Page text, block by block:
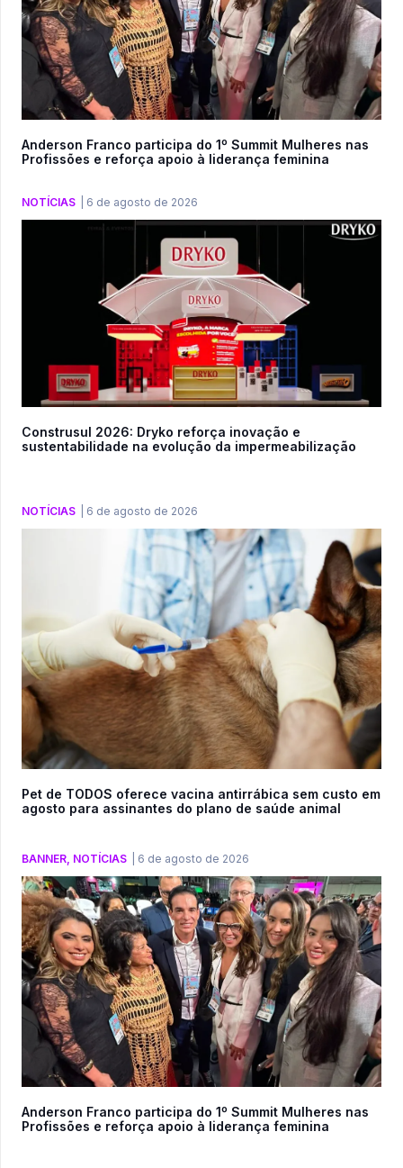
Anderson Franco participa do 1º Summit Mulheres nas
Profissões e reforça apoio à liderança feminina
NOTÍCIAS 6 de agosto de 2026
Construsul 2026: Dryko reforça inovação e
sustentabilidade na evolução da impermeabilização
NOTÍCIAS 6 de agosto de 2026
Pet de TODOS oferece vacina antirrábica sem custo em
agosto para assinantes do plano de saúde animal
BANNER NOTÍCIAS 6 de agosto de 2026
Anderson Franco participa do 1º Summit Mulheres nas
Profissões e reforça apoio à liderança feminina